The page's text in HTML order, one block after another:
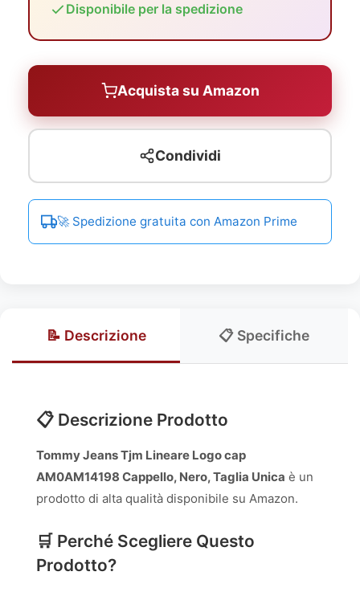
Disponibile per la spedizione
Acquista su Amazon
Condividi
🚀 Spedizione gratuita con Amazon Prime
📝 Descrizione 📋 Specifiche
📋 Descrizione Prodotto
Tommy Jeans Tjm Lineare Logo cap
AM0AM14198 Cappello, Nero, Taglia Unica è un
prodotto di alta qualità disponibile su Amazon.
🛒 Perché Scegliere Questo
Prodotto?